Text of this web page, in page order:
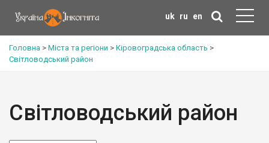
uk ru en
Головна > Міста та регіони > Кіровоградська область >
Світловодський район
Світловодський район